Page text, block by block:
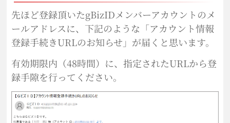
先ほど登録頂いたgBizIDメンバーアカウントのメ
ールアドレスに、下記のような「アカウント情報
登録手続きURLのお知らせ」が届くと思います。
有効期限内（48時間）に、指定されたURLから登
録手隙を行ってください。